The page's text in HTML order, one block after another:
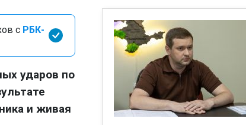
с РБК-
ударов по
и живая